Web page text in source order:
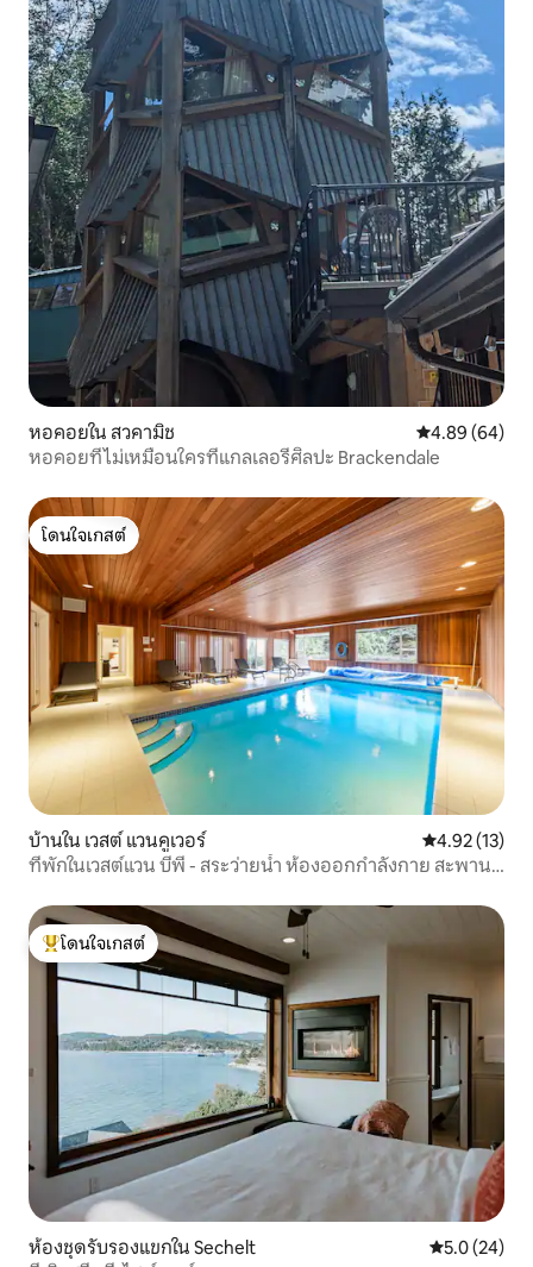
หอคอยใน สวคามิช คะแนนเฉลี่ย
4.89 (64)
หอคอยที่ไม่เหมือนใครที่แกลเลอรีศิลปะ Brackendale
โดนใจเกสต์
โดนใจเกสต์
บ้านใน เวสต์ แวนคูเวอร์ คะแนนเฉลี่ย
4.92 (13)
ที่พักในเวสต์แวน บีพี - สระว่ายน้ำ ห้องออกกำลังกาย สะพาน
โดนใจเกสต์ที่สุด
โดนใจเกสต์
ห้องชุดรับรองแขกใน Sechelt คะแนนเฉลี่ย
5.0 (24)